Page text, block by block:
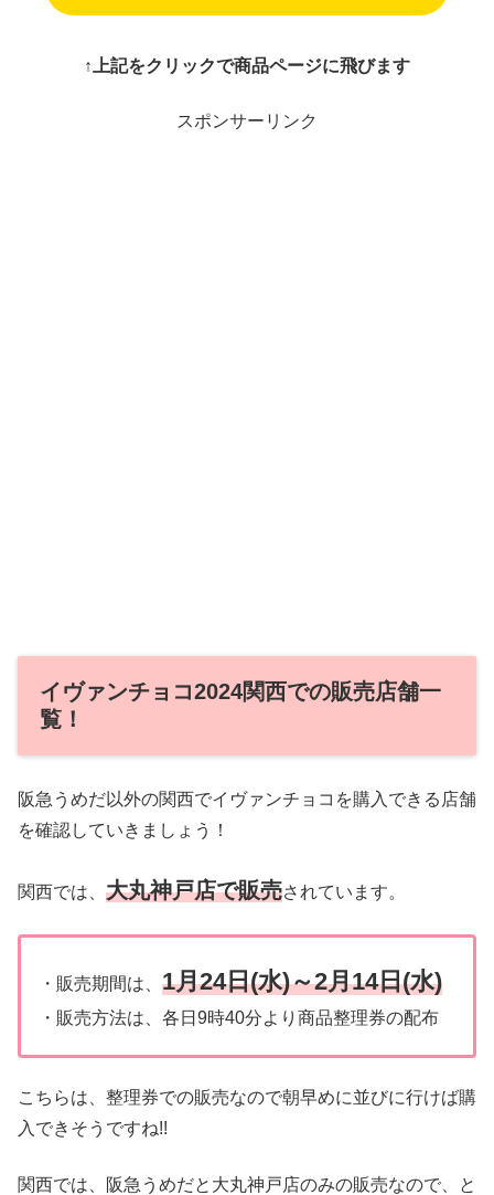
↑上記をクリックで商品ページに飛びます
スポンサーリンク
イヴァンチョコ2024関西での販売店舗一
覧！
阪急うめだ以外の関西でイヴァンチョコを購入できる店舗
を確認していきましょう！
関西では、 大丸神戸店で販売されています。
・販売期間は、 1月24日(水)～2月14日(水)
・販売方法は、各日9時40分より商品整理券の配布
こちらは、整理券での販売なので朝早めに並びに行けば購
入できそうですね!!
関西では、阪急うめだと大丸神戸店のみの販売なので、と